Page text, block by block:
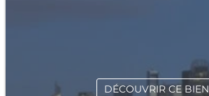
DÉCOUVRIR CE BIEN